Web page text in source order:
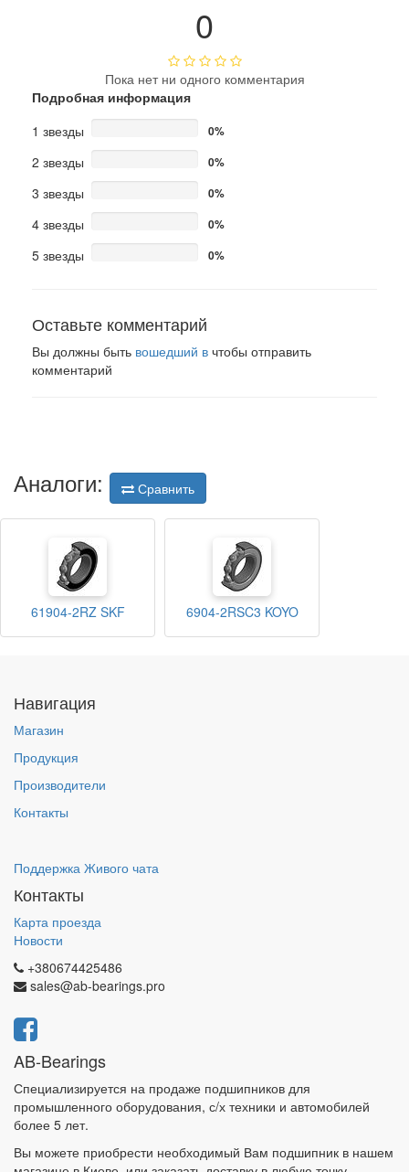
0
Пока нет ни одного комментария
Подробная информация
1 звезды
0%
2 звезды 0%
3 звезды 0%
4 звезды 0%
5 звезды 0%
Оставьте комментарий
Вы должны быть вошедший в чтобы отправить
комментарий
Аналоги: Сравнить
61904-2RZ SKF 6904-2RSC3 KOYO
Навигация
Магазин
Продукция
Производители
Контакты
Поддержка Живого чата
Контакты
Карта проезда
Новости
+380674425486
sales@ab-bearings.pro
AB-Bearings
Специализируется на продаже подшипников для
промышленного оборудования, с/х техники и автомобилей
более 5 лет.
Вы можете приобрести необходимый Вам подшипник в нашем